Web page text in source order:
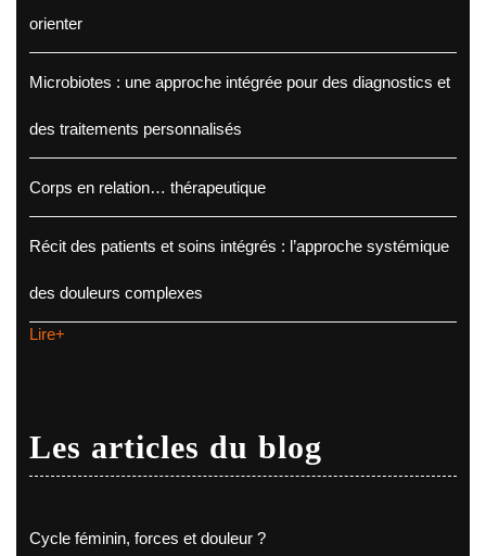
orienter
Microbiotes : une approche intégrée pour des diagnostics et
des traitements personnalisés
Corps en relation… thérapeutique
Récit des patients et soins intégrés : l’approche systémique
des douleurs complexes
Lire+
Les articles du blog
Cycle féminin, forces et douleur ?